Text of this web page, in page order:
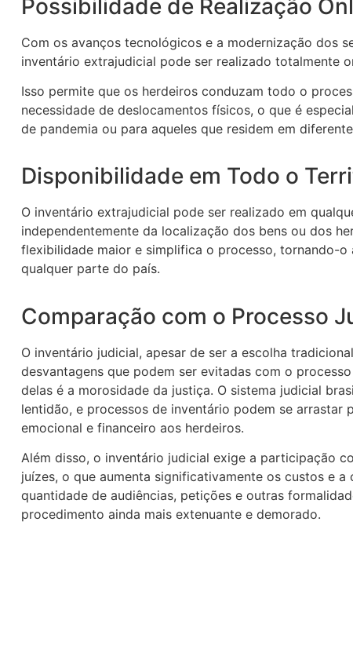
Possibilidade de Realização
Com os avanços tecnológicos e a modernização dos
inventário extrajudicial pode ser realizado totalmente
Isso permite que os herdeiros conduzam todo o
necessidade de deslocamentos físicos, o que é
de pandemia ou para aqueles que residem em
Disponibilidade em Todo o
O inventário extrajudicial pode ser realizado em
independentemente da localização dos bens ou dos
flexibilidade maior e simplifica o processo, tornando-o
qualquer parte do país.
Comparação com o Processo
O inventário judicial, apesar de ser a escolha
desvantagens que podem ser evitadas com o
delas é a morosidade da justiça. O sistema judicial
lentidão, e processos de inventário podem se arrastar
emocional e financeiro aos herdeiros.
Além disso, o inventário judicial exige a participação
juízes, o que aumenta significativamente os custos e
quantidade de audiências, petições e outras
procedimento ainda mais extenuante e demorado.